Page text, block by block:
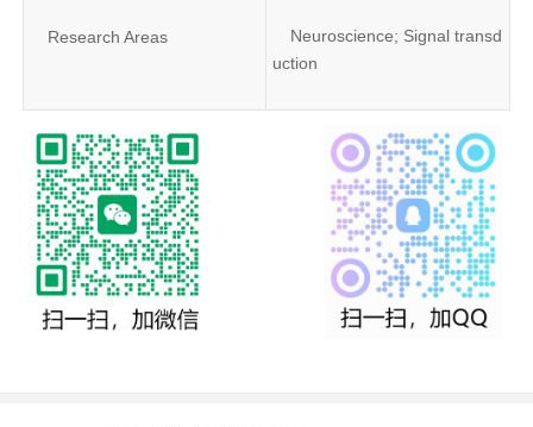
Research Areas
Neuroscience; Signal transd
uction